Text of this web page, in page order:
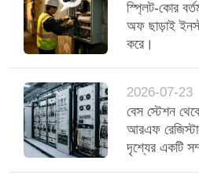
স্প্লিট-কোর
অফ ছাড়াই
করে।
2026-07-23
বেস স্টেশন
আরএফ
দৃশ্যের একটি